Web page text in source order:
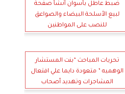
ضبط عاطل بأسوان أنشأ صفحة
لبيع الأسلحة البيضاء والصواعق
للنصب على المواطنين
تحريات المباحث ”بنت المستشار
الوهميه ” متعودة دايما علي افتعال
المشاجرات وتهديد أصحاب